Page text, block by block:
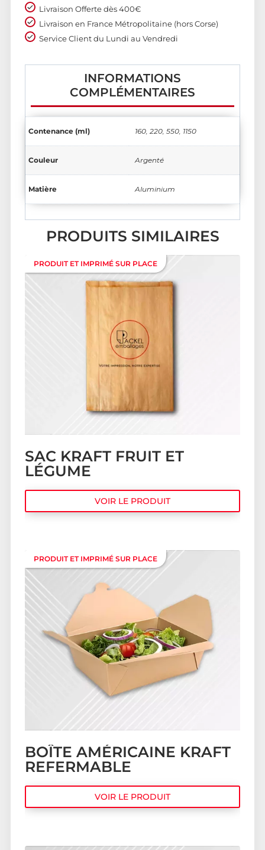
Livraison Offerte dès 400€
Livraison en France Métropolitaine (hors Corse)
Service Client du Lundi au Vendredi
INFORMATIONS
COMPLÉMENTAIRES
Contenance (ml) 160, 220, 550, 1150
Couleur Argenté
Matière Aluminium
PRODUITS SIMILAIRES
SAC KRAFT FRUIT ET
LÉGUME
VOIR LE PRODUIT
PRODUIT ET IMPRIMÉ SUR PLACE
BOÎTE AMÉRICAINE KRAFT
REFERMABLE
VOIR LE PRODUIT
PRODUIT ET IMPRIMÉ SUR PLACE